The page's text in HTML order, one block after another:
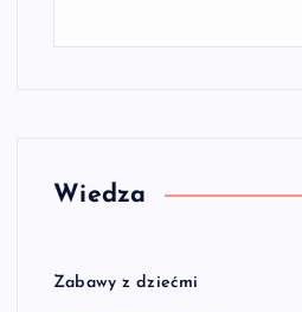
Wiedza
Zabawy z dziećmi